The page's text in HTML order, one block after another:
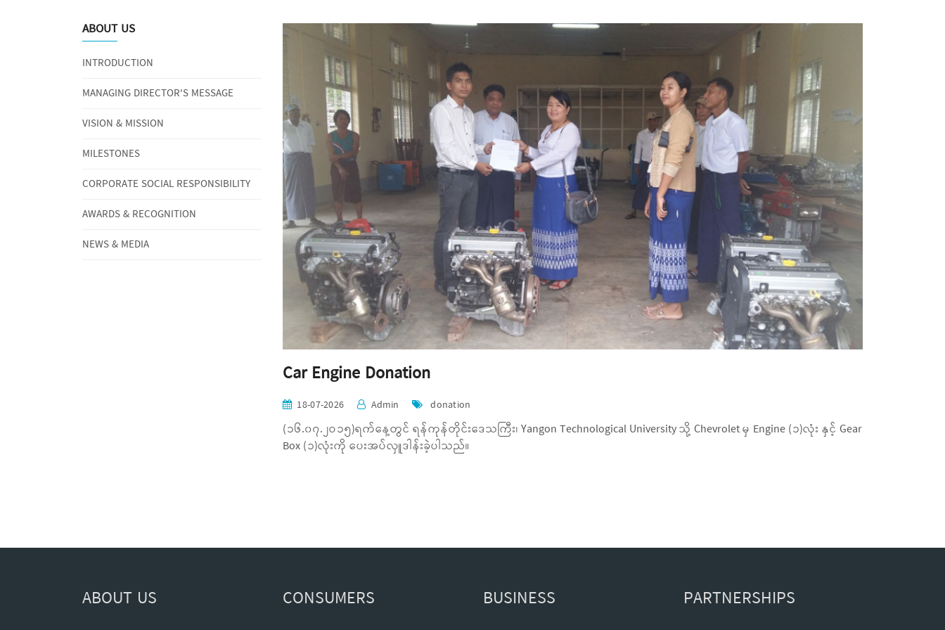
ABOUT US
INTRODUCTION
MANAGING DIRECTOR'S MESSAGE
VISION & MISSION
MILESTONES
CORPORATE SOCIAL RESPONSIBILITY
AWARDS & RECOGNITION
NEWS & MEDIA
Car Engine Donation
18-07-2026 Admin donation
(၁၆.၀၇.၂ဝ၁၅)ရက်နေ့တွင် ရန်ကုန်တိုင်းဒေသကြီး၊ Yangon Technological University သို့ Chevrolet မှ Engine (၁)လုံး နှင့် Gear
Box (၁)လုံးကို ပေးအပ်လှူဒါန်းခဲ့ပါသည်။
ABOUT US CONSUMERS BUSINESS PARTNERSHIPS